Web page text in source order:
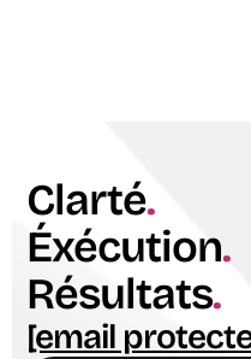
Clarté.
Éxécution.
Résultats.
[email